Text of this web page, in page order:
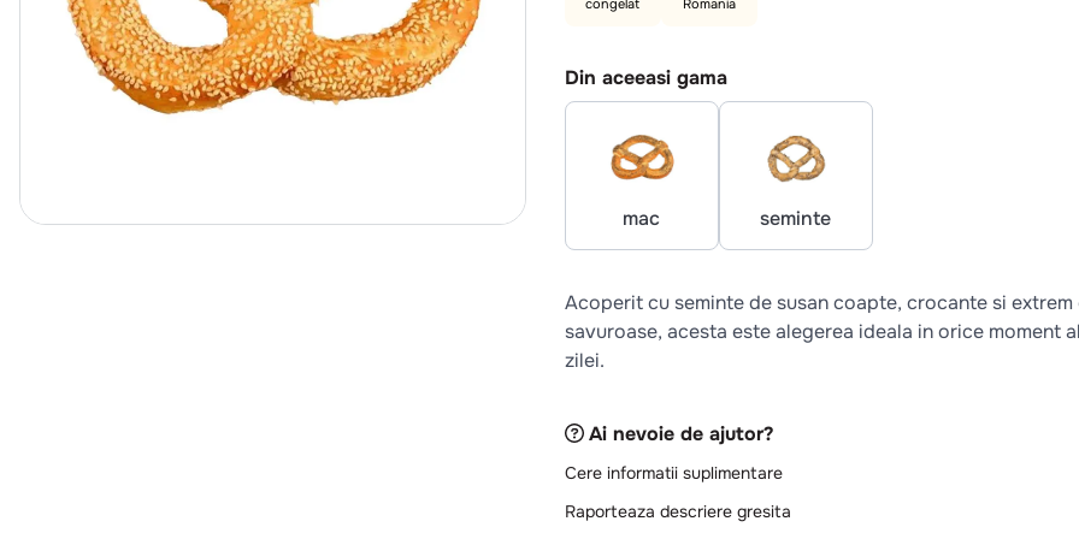
congelat
Romania
Din aceeasi gama
mac seminte
Acoperit cu seminte de susan coapte, crocante si extrem
savuroase, acesta este alegerea ideala in orice moment
zilei.
Ai nevoie de ajutor?
Cere informatii suplimentare
Raporteaza descriere gresita